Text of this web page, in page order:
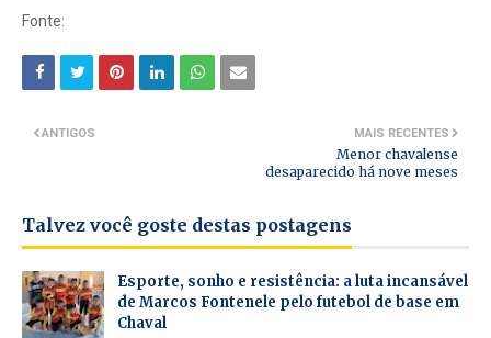
Fonte:
MAIS RECENTES
Menor chavalense
desaparecido há nove meses
ANTIGOS
Talvez você goste destas postagens
Esporte, sonho e resistência: a luta incansável
de Marcos Fontenele pelo futebol de base em
Chaval